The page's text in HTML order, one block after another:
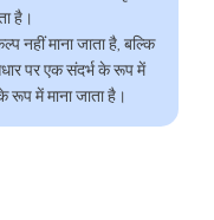
है।
नहीं माना जाता है, बल्कि
पर एक संदर्भ के रूप में
रूप में माना जाता है।